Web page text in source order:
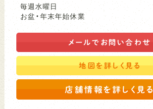
毎週水曜日
お盆・年末年始休業
メールで お問い合わせ
地図を詳しく見る
店舗情報を詳しく見る